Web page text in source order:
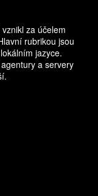
za účelem
rubrikou jsou
jazyce.
a servery